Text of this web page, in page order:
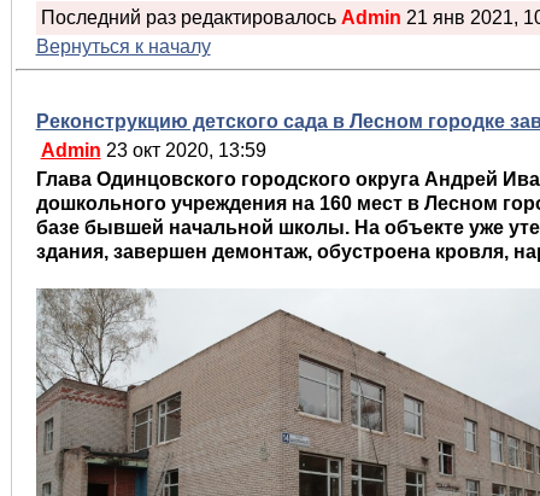
Последний раз редактировалось Admin 21 янв 2021,
Вернуться к началу
Реконструкцию детского сада в Лесном городке
Admin 23 окт 2020, 13:59
Глава Одинцовского городского округа Андрей
дошкольного учреждения на 160 мест в Лесном
базе бывшей начальной школы. На объекте уже
здания, завершен демонтаж, обустроена кровля,